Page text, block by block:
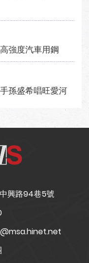
強度汽車用鋼
孫盛希唱旺愛河
興路94巷5號